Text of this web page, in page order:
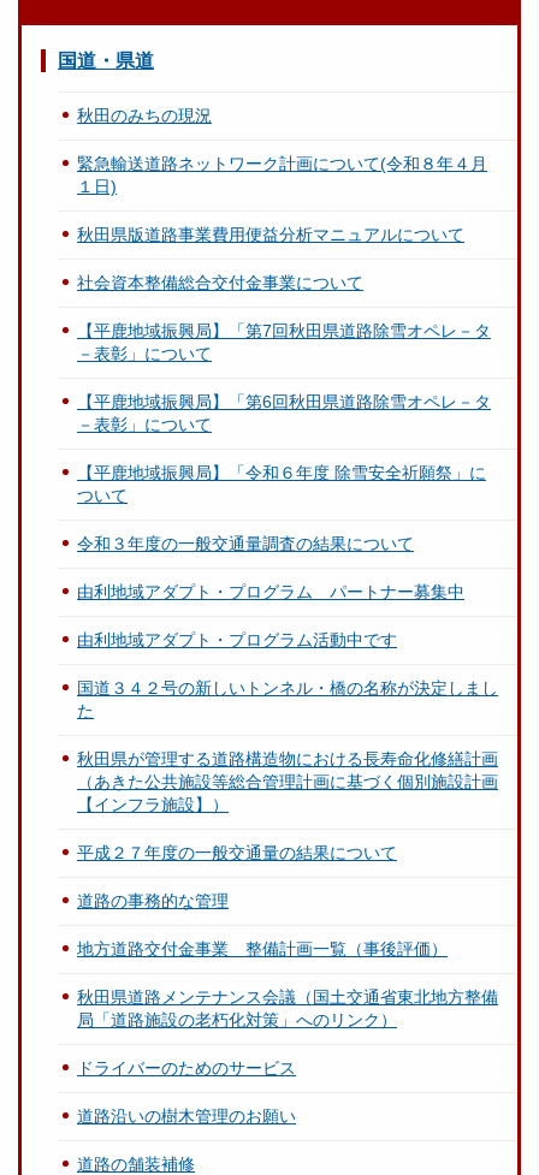
国道・県道
秋田のみちの現況
緊急輸送道路ネットワーク計画について(令和８年４月
１日)
秋田県版道路事業費用便益分析マニュアルについて
社会資本整備総合交付金事業について
【平鹿地域振興局】「第7回秋田県道路除雪オペレ－タ
－表彰」について
【平鹿地域振興局】「第6回秋田県道路除雪オペレ－タ
－表彰」について
【平鹿地域振興局】「令和６年度 除雪安全祈願祭」に
ついて
令和３年度の一般交通量調査の結果について
由利地域アダプト・プログラム パートナー募集中
由利地域アダプト・プログラム活動中です
国道３４２号の新しいトンネル・橋の名称が決定しまし
た
秋田県が管理する道路構造物における長寿命化修繕計画
（あきた公共施設等総合管理計画に基づく個別施設計画
【インフラ施設】）
平成２７年度の一般交通量の結果について
道路の事務的な管理
地方道路交付金事業 整備計画一覧（事後評価）
秋田県道路メンテナンス会議（国土交通省東北地方整備
局「道路施設の老朽化対策」へのリンク）
ドライバーのためのサービス
道路沿いの樹木管理のお願い
道路の舗装補修